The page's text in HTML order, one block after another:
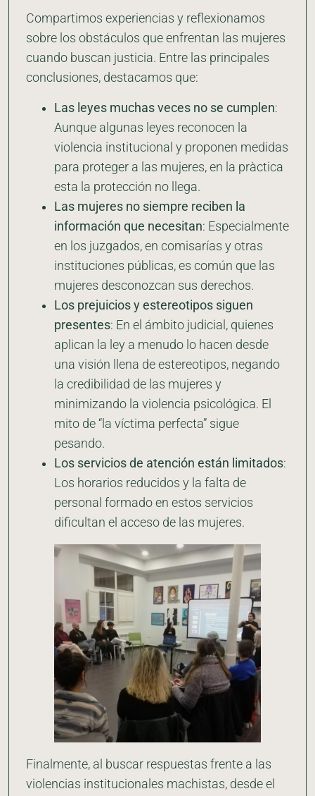
Compartimos experiencias y reflexionamos
sobre los obstáculos que enfrentan las mujeres
cuando buscan justicia. Entre las principales
conclusiones, destacamos que:
Las leyes muchas veces no se cumplen:
Aunque algunas leyes reconocen la
violencia institucional y proponen medidas
para proteger a las mujeres, en la pràctica
esta la protección no llega.
Las mujeres no siempre reciben la
información que necesitan: Especialmente
en los juzgados, en comisarías y otras
instituciones públicas, es común que las
mujeres desconozcan sus derechos.
Los prejuicios y estereotipos siguen
presentes: En el ámbito judicial, quienes
aplican la ley a menudo lo hacen desde
una visión llena de estereotipos, negando
la credibilidad de las mujeres y
minimizando la violencia psicológica. El
mito de “la víctima perfecta” sigue
pesando.
Los servicios de atención están limitados:
Los horarios reducidos y la falta de
personal formado en estos servicios
dificultan el acceso de las mujeres.
Finalmente, al buscar respuestas frente a las
violencias institucionales machistas, desde el